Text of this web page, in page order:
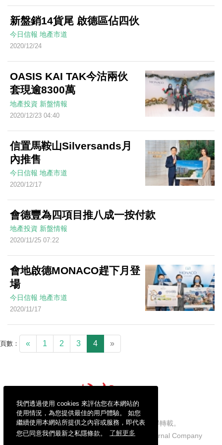
我們透過使用 cookies 來評估您在本網站的
使用情況，為您提供最佳的用戶體驗。 如您
繼續使用本網站所提供之內容或服務，即代表
您已同意我們最新之私隱條款。
了解更多
新盤銷14貨尾 啟德區佔四伙
今日信報 地產市道
2020/12/24
OASIS KAI TAK今沽兩伙
套現逾8300萬
地產投資 新盤情報
2020/12/23 04:40
信置馬鞍山Silversands月
內推售
今日信報 地產市道
2020/12/17
會德豐為四項目推八成一按付款
地產投資 新盤情報
2020/11/25 07:22
會地啟德MONACO趕下月登
場
今日信報 地產市道
2020/11/17
頁數： « 1 2 3 4 »
信報財經新聞有限公司版權所有，不得轉載。
Copyright © 2026 Hong Kong Economic Journal Company